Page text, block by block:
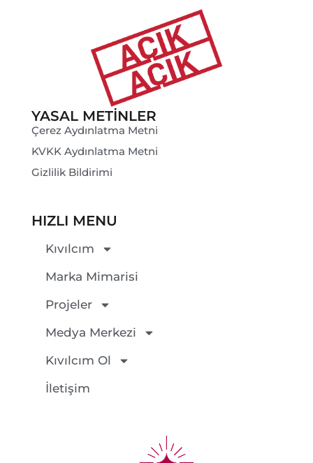
YASAL METINLER
Çerez Aydınlatma Metni
KVKK Aydınlatma Metni
Gizlilik Bildirimi
HIZLI MENU
Kıvılcım
Marka Mimarisi
Projeler
Medya Merkezi
Kıvılcım Ol
İletişim